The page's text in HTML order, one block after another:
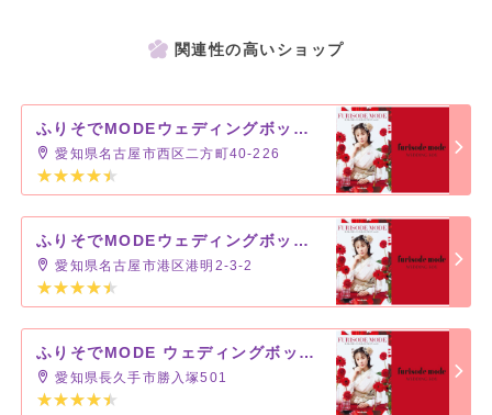
関連性の高いショップ
ふりそでMODEウェディングボックス 名古屋mozoワンダーシティ店
愛知県名古屋市西区二方町40-226
ふりそでMODEウェディングボックス ららぽーと名古屋みなとアクルス店
愛知県名古屋市港区港明2-3-2
ふりそでMODE ウェディングボックス イオンモール長久手店
愛知県長久手市勝入塚501